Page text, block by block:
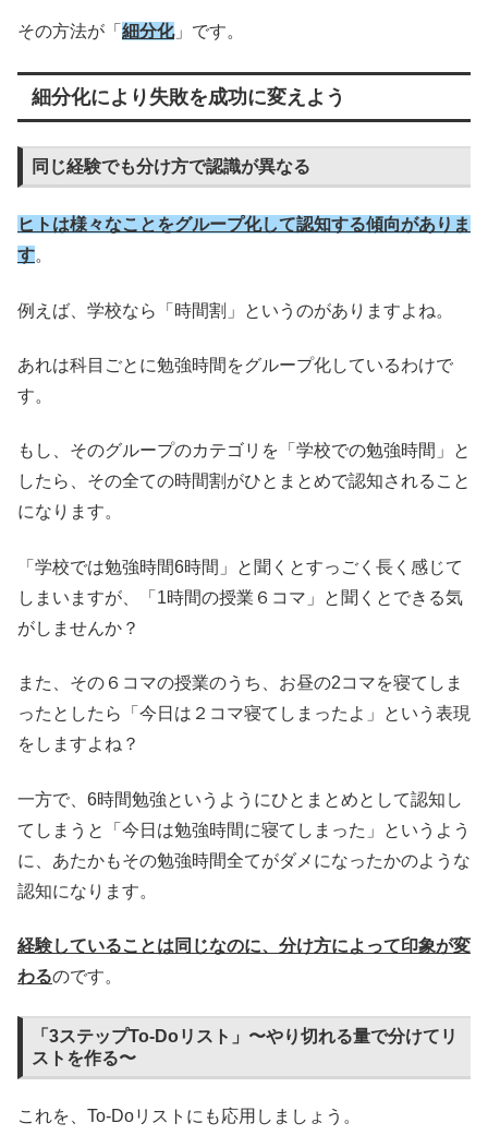
その方法が「 細分化」です。
細分化により失敗を成功に変えよう
同じ経験でも分け方で認識が異なる
ヒトは様々なことをグループ化して認知する傾向がありま
す。
例えば、学校なら「時間割」というのがありますよね。
あれは科目ごとに勉強時間をグループ化しているわけで
す。
もし、そのグループのカテゴリを「学校での勉強時間」と
したら、その全ての時間割がひとまとめで認知されること
になります。
「学校では勉強時間6時間」と聞くとすっごく長く感じて
しまいますが、「1時間の授業６コマ」と聞くとできる気
がしませんか？
また、その６コマの授業のうち、お昼の2コマを寝てしま
ったとしたら「今日は２コマ寝てしまったよ」という表現
をしますよね？
一方で、6時間勉強というようにひとまとめとして認知し
てしまうと「今日は勉強時間に寝てしまった」というよう
に、あたかもその勉強時間全てがダメになったかのような
認知になります。
経験していることは同じなのに、分け方によって印象が変
わるのです。
「3ステップTo-Doリスト」〜やり切れる量で分けてリ
ストを作る〜
これを、To-Doリストにも応用しましょう。